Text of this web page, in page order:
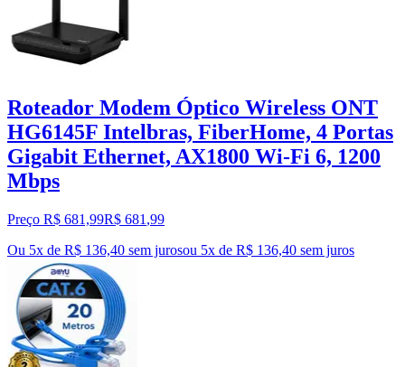
Roteador Modem Óptico Wireless ONT
HG6145F Intelbras, FiberHome, 4 Portas
Gigabit Ethernet, AX1800 Wi-Fi 6, 1200
Mbps
Preço R$ 681,99R$ 681 ,99
Ou 5x de R$ 136,40 sem jurosou 5x de R$ 136,40 sem juros